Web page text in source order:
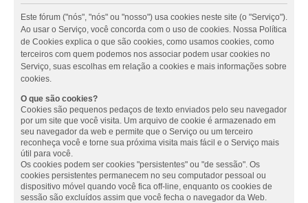
Este fórum ("nós", "nós" ou "nosso") usa cookies neste site (o "Serviço").
Ao usar o Serviço, você concorda com o uso de cookies. Nossa Política
de Cookies explica o que são cookies, como usamos cookies, como
terceiros com quem podemos nos associar podem usar cookies no
Serviço, suas escolhas em relação a cookies e mais informações sobre
cookies.
O que são cookies?
Cookies são pequenos pedaços de texto enviados pelo seu navegador
por um site que você visita. Um arquivo de cookie é armazenado em
seu navegador da web e permite que o Serviço ou um terceiro
reconheça você e torne sua próxima visita mais fácil e o Serviço mais
útil para você.
Os cookies podem ser cookies "persistentes" ou "de sessão". Os
cookies persistentes permanecem no seu computador pessoal ou
dispositivo móvel quando você fica off-line, enquanto os cookies de
sessão são excluídos assim que você fecha o navegador da Web.